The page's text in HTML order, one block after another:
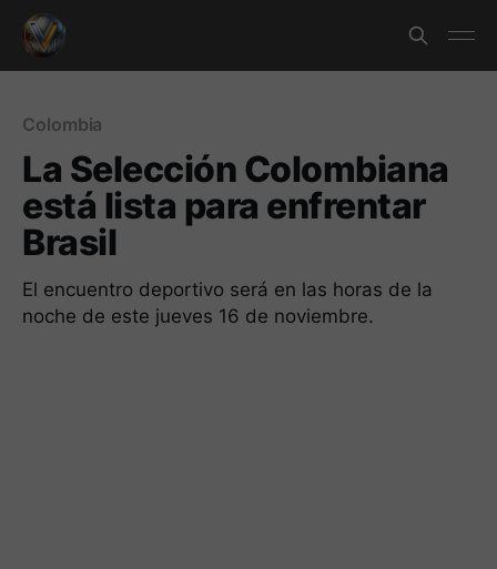
Colombia
La Selección Colombiana
está lista para enfrentar
Brasil
El encuentro deportivo será en las horas de la
noche de este jueves 16 de noviembre.